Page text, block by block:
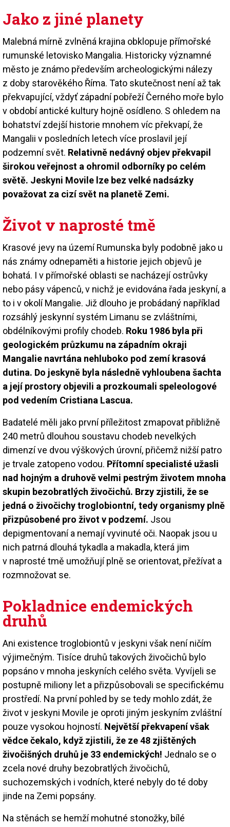
Jako z jiné planety
Malebná mírně zvlněná krajina obklopuje přímořské
rumunské letovisko Mangalia. Historicky významné
město je známo především archeologickými nálezy
z doby starověkého Říma. Tato skutečnost není až tak
překvapující, vždyť západní pobřeží Černého moře bylo
v období antické kultury hojně osídleno. S ohledem na
bohatství zdejší historie mnohem víc překvapí, že
Mangalii v posledních letech více proslavil její
podzemní svět. Relativně nedávný objev překvapil
širokou veřejnost a ohromil odborníky po celém
světě. Jeskyni Movile lze bez velké nadsázky
považovat za cizí svět na planetě Zemi.
Život v naprosté tmě
Krasové jevy na území Rumunska byly podobně jako u
nás známy odnepaměti a historie jejich objevů je
bohatá. I v přímořské oblasti se nacházejí ostrůvky
nebo pásy vápenců, v nichž je evidována řada jeskyní, a
to i v okolí Mangalie. Již dlouho je probádaný například
rozsáhlý jeskynní systém Limanu se zvláštními,
obdélníkovými profily chodeb. Roku 1986 byla při
geologickém průzkumu na západním okraji
Mangalie navrtána nehluboko pod zemí krasová
dutina. Do jeskyně byla následně vyhloubena šachta
a její prostory objevili a prozkoumali speleologové
pod vedením Cristiana Lascua.
Badatelé měli jako první příležitost zmapovat přibližně
240 metrů dlouhou soustavu chodeb nevelkých
dimenzí ve dvou výškových úrovní, přičemž nižší patro
je trvale zatopeno vodou. Přítomní specialisté užasli
nad hojným a druhově velmi pestrým životem mnoha
skupin bezobratlých živočichů. Brzy zjistili, že se
jedná o živočichy troglobiontní, tedy organismy plně
přizpůsobené pro život v podzemí. Jsou
depigmentovaní a nemají vyvinuté oči. Naopak jsou u
nich patrná dlouhá tykadla a makadla, která jim
v naprosté tmě umožňují plně se orientovat, přežívat a
rozmnožovat se.
Pokladnice endemických
druhů
Ani existence troglobiontů v jeskyni však není ničím
výjimečným. Tisíce druhů takových živočichů bylo
popsáno v mnoha jeskyních celého světa. Vyvíjeli se
postupně miliony let a přizpůsobovali se specifickému
prostředí. Na první pohled by se tedy mohlo zdát, že
život v jeskyni Movile je oproti jiným jeskyním zvláštní
pouze vysokou hojností. Největší překvapení však
vědce čekalo, když zjistili, že ze 48 zjištěných
živočišných druhů je 33 endemických! Jednalo se o
zcela nové druhy bezobratlých živočichů,
suchozemských i vodních, které nebyly do té doby
jinde na Zemi popsány.
Na stěnách se hemží mohutné stonožky, bílé